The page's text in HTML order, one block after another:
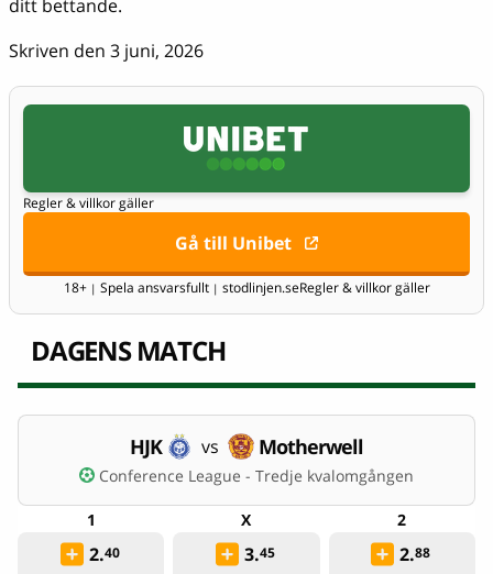
ditt bettande.
Skriven den 3 juni, 2026
Regler & villkor gäller
Gå till Unibet
18+ | Spela ansvarsfullt | stodlinjen.seRegler & villkor gäller
DAGENS MATCH
HJK vs Motherwell
Conference League - Tredje kvalomgången
2.40 3.45 2.88